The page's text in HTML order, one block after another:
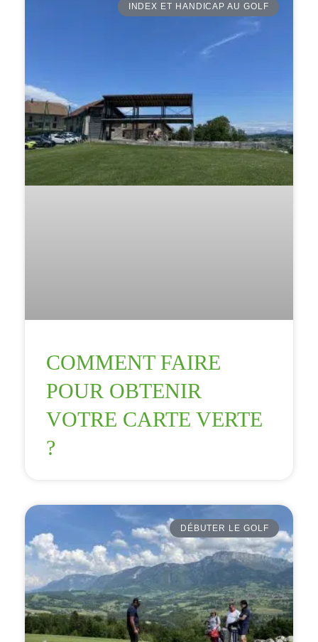
INDEX ET HANDICAP AU GOLF
COMMENT FAIRE
POUR OBTENIR
VOTRE CARTE VERTE
?
DÉBUTER LE GOLF